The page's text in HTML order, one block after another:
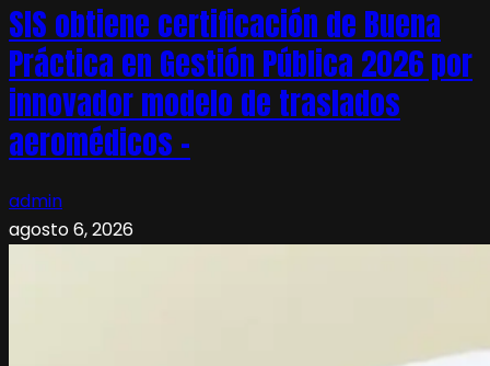
SIS obtiene certificación de Buena
Práctica en Gestión Pública 2026 por
innovador modelo de traslados
aeromédicos –
admin
agosto 6, 2026